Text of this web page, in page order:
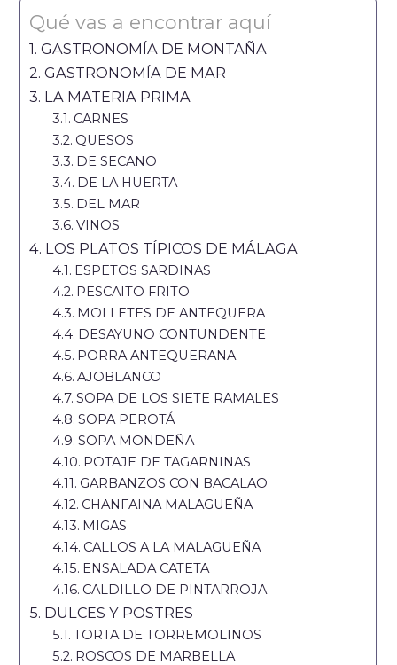
Qué vas a encontrar aquí
GASTRONOMÍA DE MONTAÑA
GASTRONOMÍA DE MAR
LA MATERIA PRIMA
CARNES
QUESOS
DE SECANO
DE LA HUERTA
DEL MAR
VINOS
LOS PLATOS TÍPICOS DE MÁLAGA
ESPETOS SARDINAS
PESCAITO FRITO
MOLLETES DE ANTEQUERA
DESAYUNO CONTUNDENTE
PORRA ANTEQUERANA
AJOBLANCO
SOPA DE LOS SIETE RAMALES
SOPA PEROTÁ
SOPA MONDEÑA
POTAJE DE TAGARNINAS
GARBANZOS CON BACALAO
CHANFAINA MALAGUEÑA
MIGAS
CALLOS A LA MALAGUEÑA
ENSALADA CATETA
CALDILLO DE PINTARROJA
DULCES Y POSTRES
TORTA DE TORREMOLINOS
ROSCOS DE MARBELLA